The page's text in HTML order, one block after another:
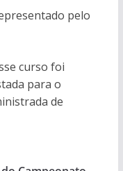
pelo
curso foi
para o
de